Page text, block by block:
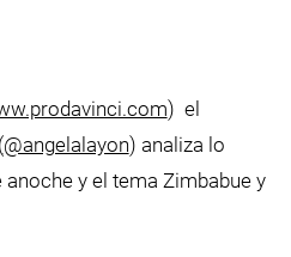
) el
@angelalayon) analiza lo
y el tema Zimbabue y